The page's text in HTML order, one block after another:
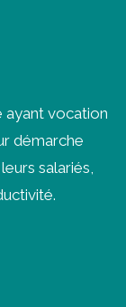
ayant vocation
démarche
salariés,